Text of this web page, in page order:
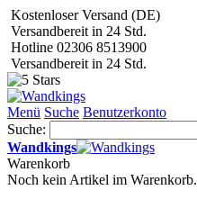
Kostenloser Versand (DE)
Versandbereit in 24 Std.
Hotline 02306 8513900
Versandbereit in 24 Std.
Menü Suche Benutzerkonto
Suche:
Wandkings
Warenkorb
Noch kein Artikel im Warenkorb.